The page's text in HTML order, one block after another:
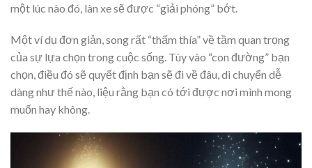
một lúc nào đó, làn xe sẽ được “giải phóng” bớt.
Một ví dụ đơn giản, song rất “thấm thía” về tầm quan trọng
của sự lựa chọn trong cuộc sống. Tùy vào “con đường” bạn
chọn, điều đó sẽ quyết định bạn sẽ đi về đâu, di chuyển dễ
dàng như thế nào, liệu rằng bạn có tới được nơi mình mong
muốn hay không.